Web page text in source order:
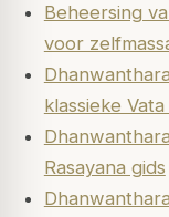
Beheersing
voor
klassieke
Rasayana gids